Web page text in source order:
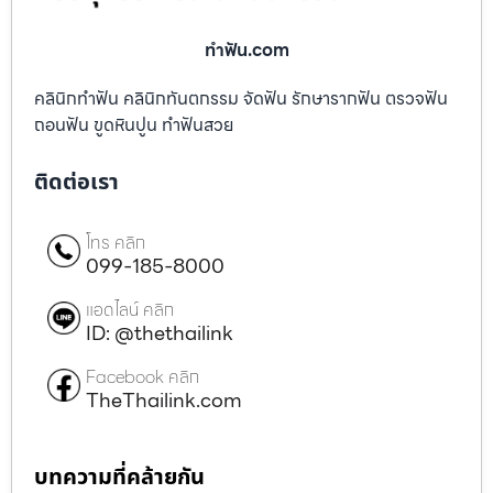
ทําฟัน.com
คลินิกทำฟัน คลินิกทันตกรรม จัดฟัน รักษารากฟัน ตรวจฟัน
ถอนฟัน ขูดหินปูน ทำฟันสวย
ติดต่อเรา
โทร คลิก
099-185-8000
แอดไลน์ คลิก
ID: @thethailink
Facebook คลิก
TheThailink.com
บทความที่คล้ายกัน